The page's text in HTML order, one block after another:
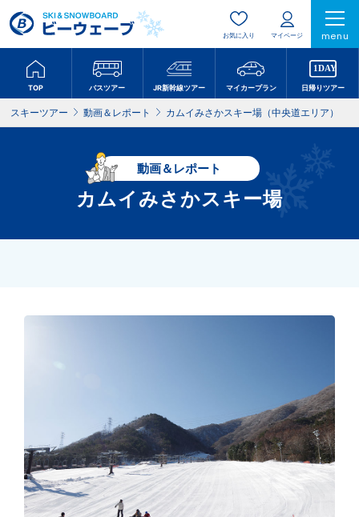
お気に入り マイページ menu
TOP バスツアー JR新幹線ツアー マイカープラン 日帰りツアー
スキーツアー 動画＆レポート カムイみさかスキー場（中央道エリア）
動画＆レポート
カムイみさかスキー場